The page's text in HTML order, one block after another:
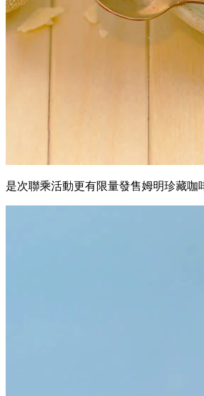
是次聯乘活動更有限量發售姆明珍藏咖